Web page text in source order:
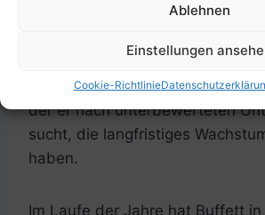
Ablehnen
Einstellungen
Cookie-Richtlinie
die Kontrolle über die Textilfabrik
in ein Investmentunternehmen
seine berühmteValue-
der er nach unterbewerteten
sucht, die langfristiges
haben.
Im Laufe der Jahre hat Buffett